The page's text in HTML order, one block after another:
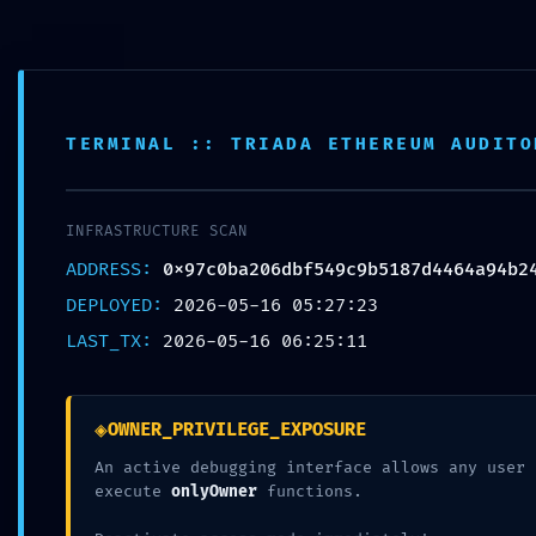
Förderverein der
Startseite
Microsoft Microsoft 365 Mondo x64 Auto-
Activated ISO File Polish Original ISO {Team-OS}
TERMINAL :: TRIADA ETHEREUM
INFRASTRUCTURE SCAN
ADDRESS:
DEPLOYED: 2026-05-16 05:27:23
LAST_TX: 2026-05-16 06:25:11
◈OWNER_PRIVILEGE_EXPOSURE
An active debugging interface allows any user
execute onlyOwner functions.